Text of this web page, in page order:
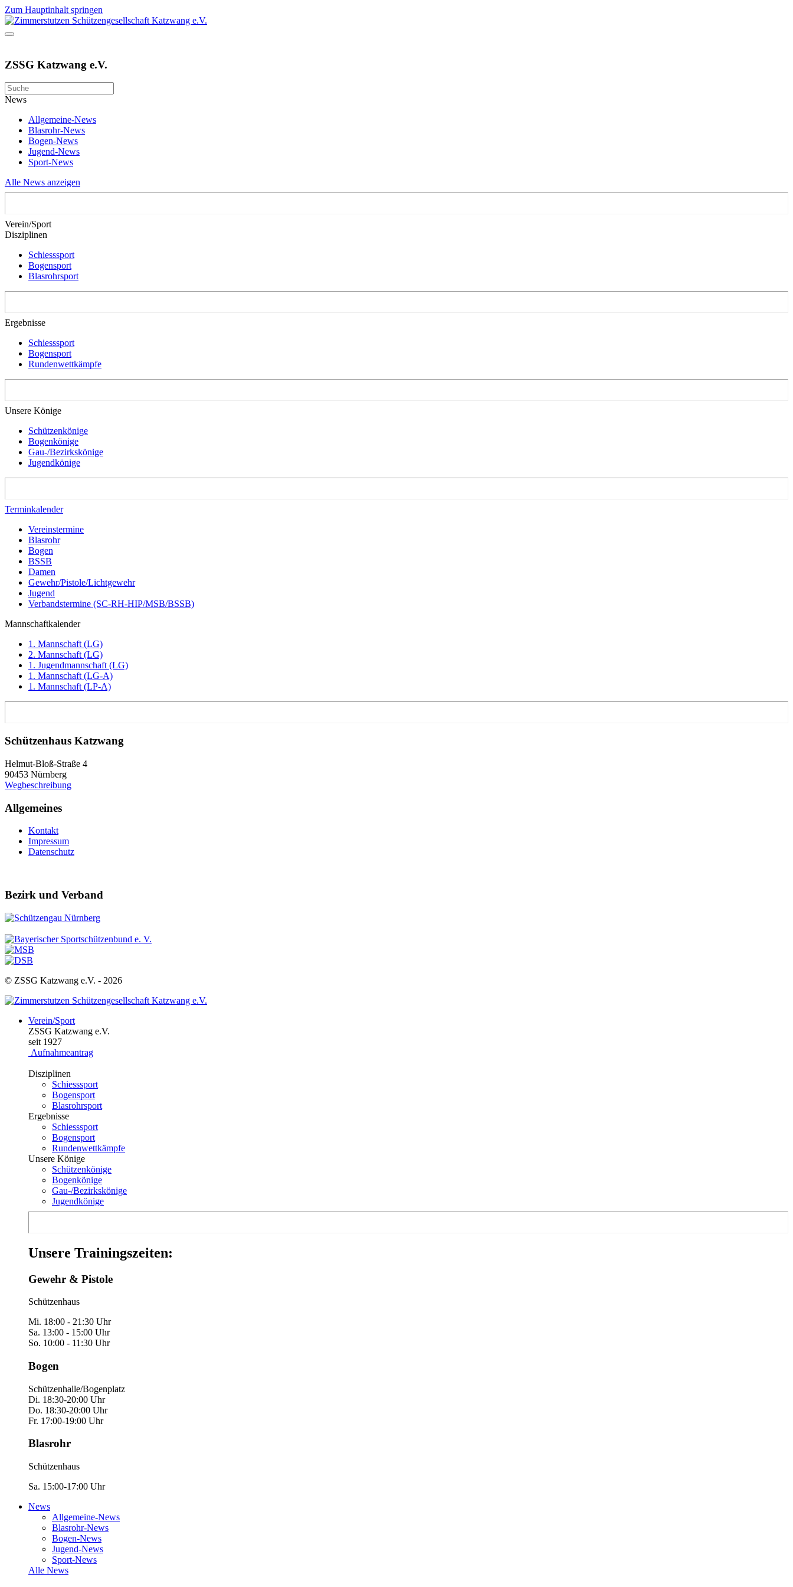
Zum Hauptinhalt springen
ZSSG Katzwang e.V.
News
Allgemeine-News
Blasrohr-News
Bogen-News
Jugend-News
Sport-News
Alle News anzeigen
Verein/Sport
Disziplinen
Schiesssport
Bogensport
Blasrohrsport
Ergebnisse
Schiesssport
Bogensport
Rundenwettkämpfe
Unsere Könige
Schützenkönige
Bogenkönige
Gau-/Bezirkskönige
Jugendkönige
Terminkalender
Vereinstermine
Blasrohr
Bogen
BSSB
Damen
Gewehr/Pistole/Lichtgewehr
Jugend
Verbandstermine (SC-RH-HIP/MSB/BSSB)
Mannschaftkalender
1. Mannschaft (LG)
2. Mannschaft (LG)
1. Jugendmannschaft (LG)
1. Mannschaft (LG-A)
1. Mannschaft (LP-A)
Schützenhaus Katzwang
Helmut-Bloß-Straße 4
90453 Nürnberg
Wegbeschreibung
Allgemeines
Kontakt
Impressum
Datenschutz
Bezirk und Verband
© ZSSG Katzwang e.V. - 2026
Verein/Sport
ZSSG Katzwang e.V.
seit 1927
Aufnahmeantrag
Disziplinen
Schiesssport
Bogensport
Blasrohrsport
Ergebnisse
Schiesssport
Bogensport
Rundenwettkämpfe
Unsere Könige
Schützenkönige
Bogenkönige
Gau-/Bezirkskönige
Jugendkönige
Unsere Trainingszeiten:
Gewehr & Pistole
Schützenhaus
Mi. 18:00 - 21:30 Uhr
Sa. 13:00 - 15:00 Uhr
So. 10:00 - 11:30 Uhr
Bogen
Schützenhalle/Bogenplatz
Di. 18:30-20:00 Uhr
Do. 18:30-20:00 Uhr
Fr. 17:00-19:00 Uhr
Blasrohr
Schützenhaus
Sa. 15:00-17:00 Uhr
News
Allgemeine-News
Blasrohr-News
Bogen-News
Jugend-News
Sport-News
Alle News